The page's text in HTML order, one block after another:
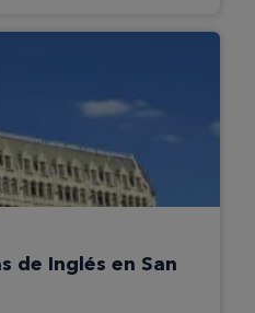
de Inglés en San